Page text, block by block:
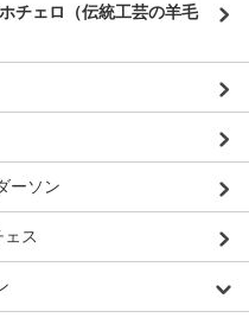
チェロ（伝統工芸の羊毛
ーソン
ス